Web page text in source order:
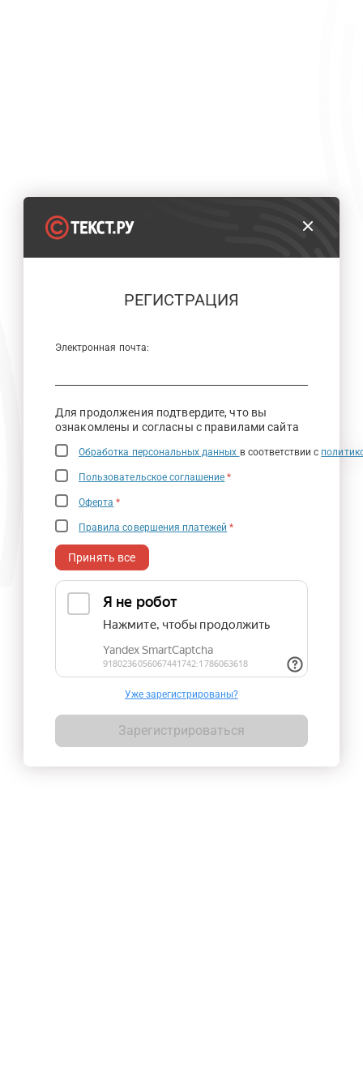
РЕГИСТРАЦИЯ
Электронная почта:
Для продолжения подтвердите, что вы
ознакомлены и согласны с правилами сайта
Обработка персональных данных в соответствии с
Пользовательское соглашение *
Оферта *
Правила совершения платежей *
Принять все
Уже зарегистрированы?
Зарегистрироваться